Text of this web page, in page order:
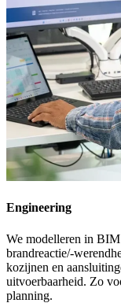
Engineering
We modelleren in
brandreactie/-
kozijnen en
uitvoerbaarheid. Zo
planning.